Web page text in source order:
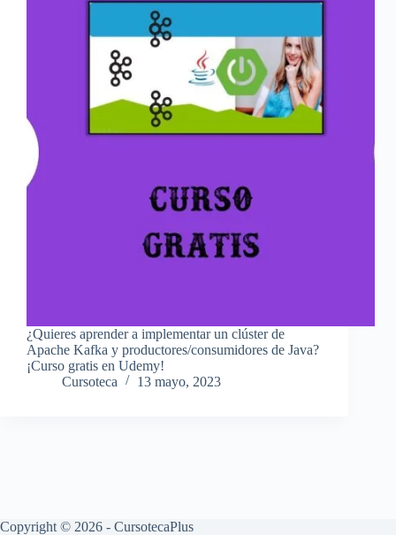
¿Quieres aprender a implementar un clúster de
Apache Kafka y productores/consumidores de Java?
¡Curso gratis en Udemy!
Cursoteca
13 mayo, 2023
Copyright © 2026 - CursotecaPlus